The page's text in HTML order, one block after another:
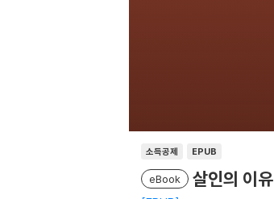
소득공제 EPUB
eBook 살인의 이유